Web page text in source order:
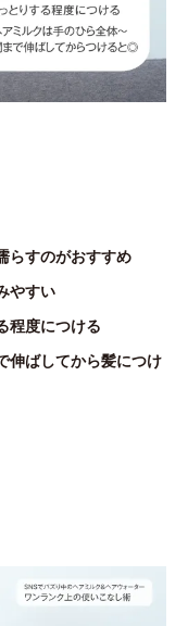
らすのがおすすめ
やすい
程度につける
伸ばしてから髪につけ